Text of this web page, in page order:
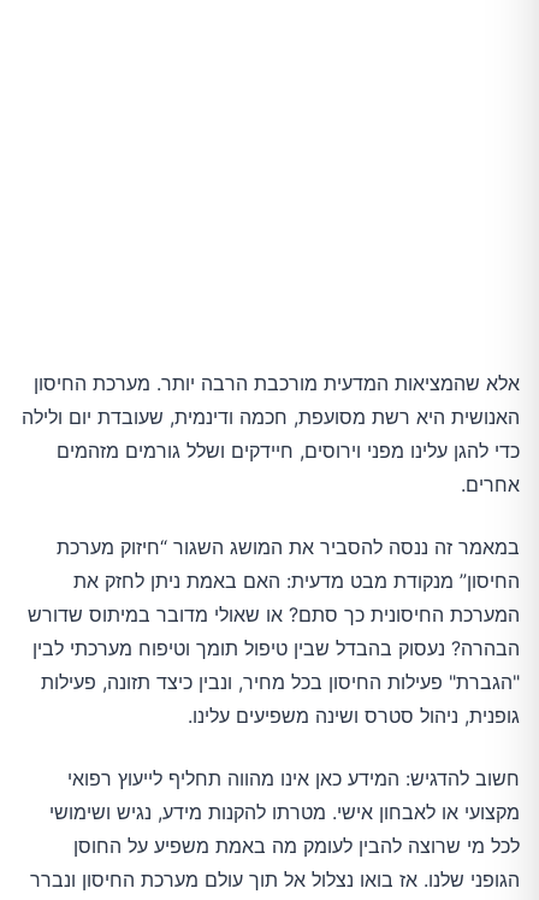
אלא שהמציאות המדעית מורכבת הרבה יותר. מערכת החיסון
האנושית היא רשת מסועפת, חכמה ודינמית, שעובדת יום ולילה
כדי להגן עלינו מפני וירוסים, חיידקים ושלל גורמים מזהמים
אחרים.
במאמר זה ננסה להסביר את המושג השגור “חיזוק מערכת
החיסון” מנקודת מבט מדעית: האם באמת ניתן לחזק את
המערכת החיסונית כך סתם? או שאולי מדובר במיתוס שדורש
הבהרה? נעסוק בהבדל שבין טיפול תומך וטיפוח מערכתי לבין
"הגברת" פעילות החיסון בכל מחיר, ונבין כיצד תזונה, פעילות
גופנית, ניהול סטרס ושינה משפיעים עלינו.
חשוב להדגיש: המידע כאן אינו מהווה תחליף לייעוץ רפואי
מקצועי או לאבחון אישי. מטרתו להקנות מידע, נגיש ושימושי
לכל מי שרוצה להבין לעומק מה באמת משפיע על החוסן
הגופני שלנו. אז בואו נצלול אל תוך עולם מערכת החיסון ונברר